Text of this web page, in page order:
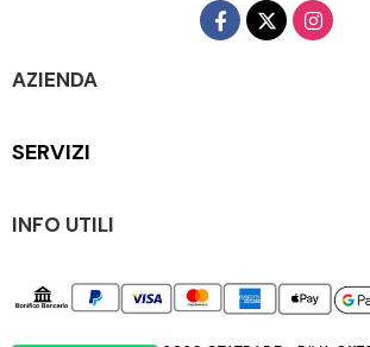
AZIENDA
SERVIZI
INFO UTILI